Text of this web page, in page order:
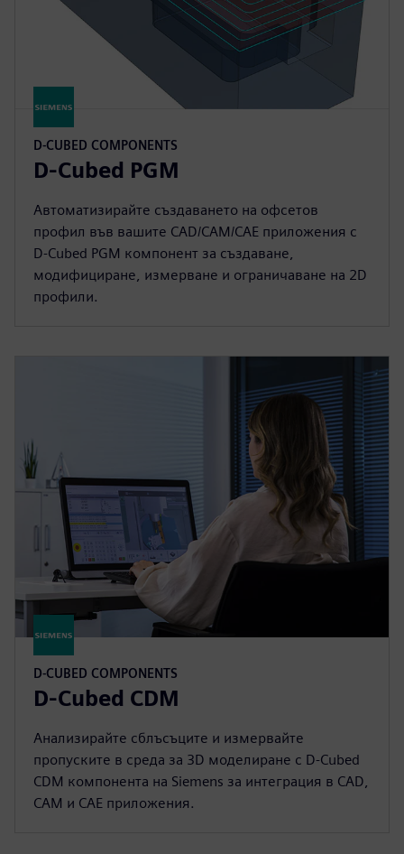
D-CUBED COMPONENTS
D-Cubed PGM
Автоматизирайте създаването на офсетов
профил във вашите CAD/CAM/CAE приложения с
D-Cubed PGM компонент за създаване,
модифициране, измерване и ограничаване на 2D
профили.
D-CUBED COMPONENTS
D-Cubed CDM
Анализирайте сблъсъците и измервайте
пропуските в среда за 3D моделиране с D-Cubed
CDM компонента на Siemens за интеграция в CAD,
CAM и CAE приложения.